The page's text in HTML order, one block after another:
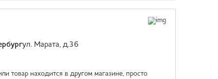
ул. Марата, д.36
товар находится в другом магазине, просто